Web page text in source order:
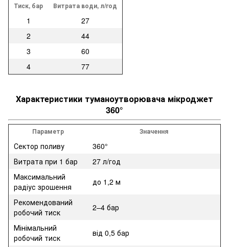
Тиск, бар Витрата води, л/год
1
27
2
44
3
60
4
77
Характеристики туманоутворювача мікроджет
360°
Параметр Значення
Сектор поливу
360°
Витрата при 1 бар
27 л/год
Максимальний
радіус зрошення
до 1,2 м
Рекомендований
робочий тиск
2–4 бар
Мінімальний
робочий тиск
від 0,5 бар